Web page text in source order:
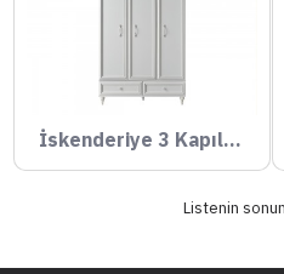
İskenderiye 3 Kapılı Dolap
Listenin